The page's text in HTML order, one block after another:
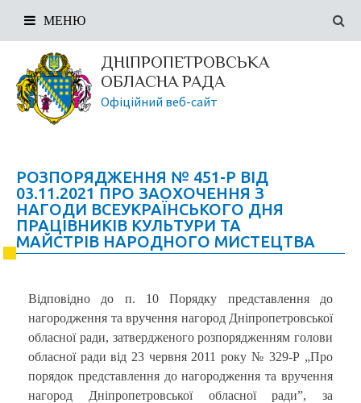
ДНІПРОПЕТРОВСЬКА
ОБЛАСНА РАДА
Офіційний веб-сайт
МЕНЮ
РОЗПОРЯДЖЕННЯ № 451-Р ВІД
03.11.2021 ПРО ЗАОХОЧЕННЯ З
НАГОДИ ВСЕУКРАЇНСЬКОГО ДНЯ
ПРАЦІВНИКІВ КУЛЬТУРИ ТА
МАЙСТРІВ НАРОДНОГО МИСТЕЦТВА
Відповідно до п. 10 Порядку представлення до
нагородження та вручення нагород Дніпропетровської
обласної ради, затвердженого розпорядженням голови
обласної ради від 23 червня 2011 року № 329-Р „Про
порядок представлення до нагородження та вручення
нагород Дніпропетровської обласної ради”, за